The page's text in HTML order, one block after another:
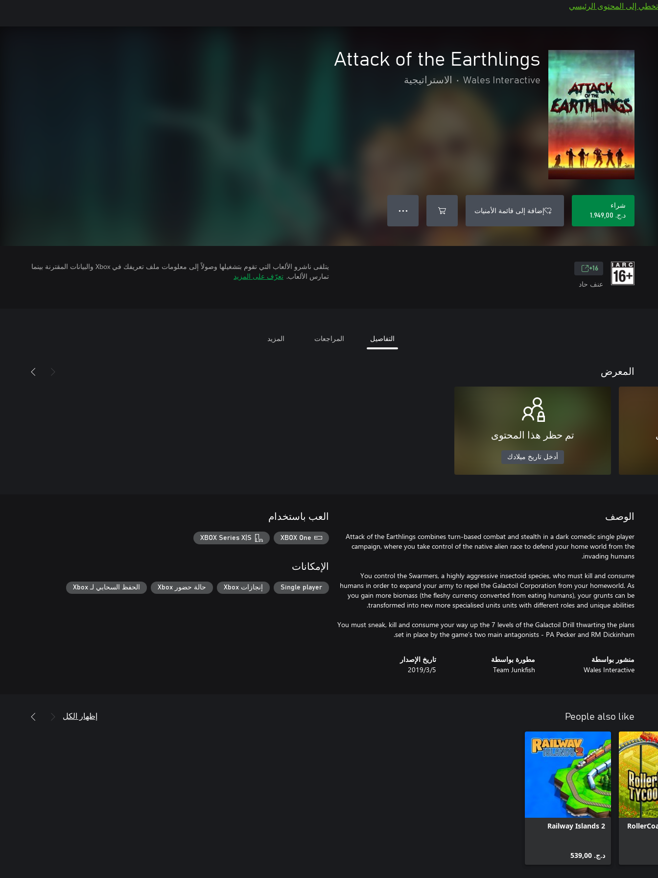
تخطي إلى المحتوى الرئيسي
Attack of the Earthlings
Wales Interactive
• الاستراتيجية
شراء
د.ج.‏ 1.949,00
إضافة إلى قائمة الأمنيات ● ● ●
16+
عنف حاد
يتلقى ناشرو الألعاب التي تقوم بتشغيلها وصولاً إلى معلومات ملف تعريفك في Xbox والبيانات المقترنة بينما
تمارس الألعاب. تعرّف على المزيد
التفاصيل المراجعات المزيد
المعرض
تم حظر هذا المحتوى
أدخل تاريخ ميلادك
الوصف
Attack of the Earthlings combines turn-based combat and stealth in a dark comedic single player
campaign, where you take control of the native alien race to defend your home world from the
You control the Swarmers, a highly aggressive insectoid species, who must kill and consume
humans in order to expand your army to repel the Galactoil Corporation from your homeworld. As
you gain more biomass (the fleshy currency converted from eating humans), your grunts can be
You must sneak, kill and consume your way up the 7 levels of the Galactoil Drill thwarting the plans
set in place by the game’s two main antagonists - PA Pecker and RM Dickinham.
منشور بواسطة
Wales Interactive
مطورة بواسطة
Team Junkfish
تاريخ الإصدار
5‏/3‏/2019
العب باستخدام
XBOX One
XBOX Series X|S
الإمكانات
Single player إنجازات Xbox حالة حضور Xbox الحفظ السحابي لـ Xbox
People also like إظهار الكل
Railway Islands 2
د.ج.‏ 539,00